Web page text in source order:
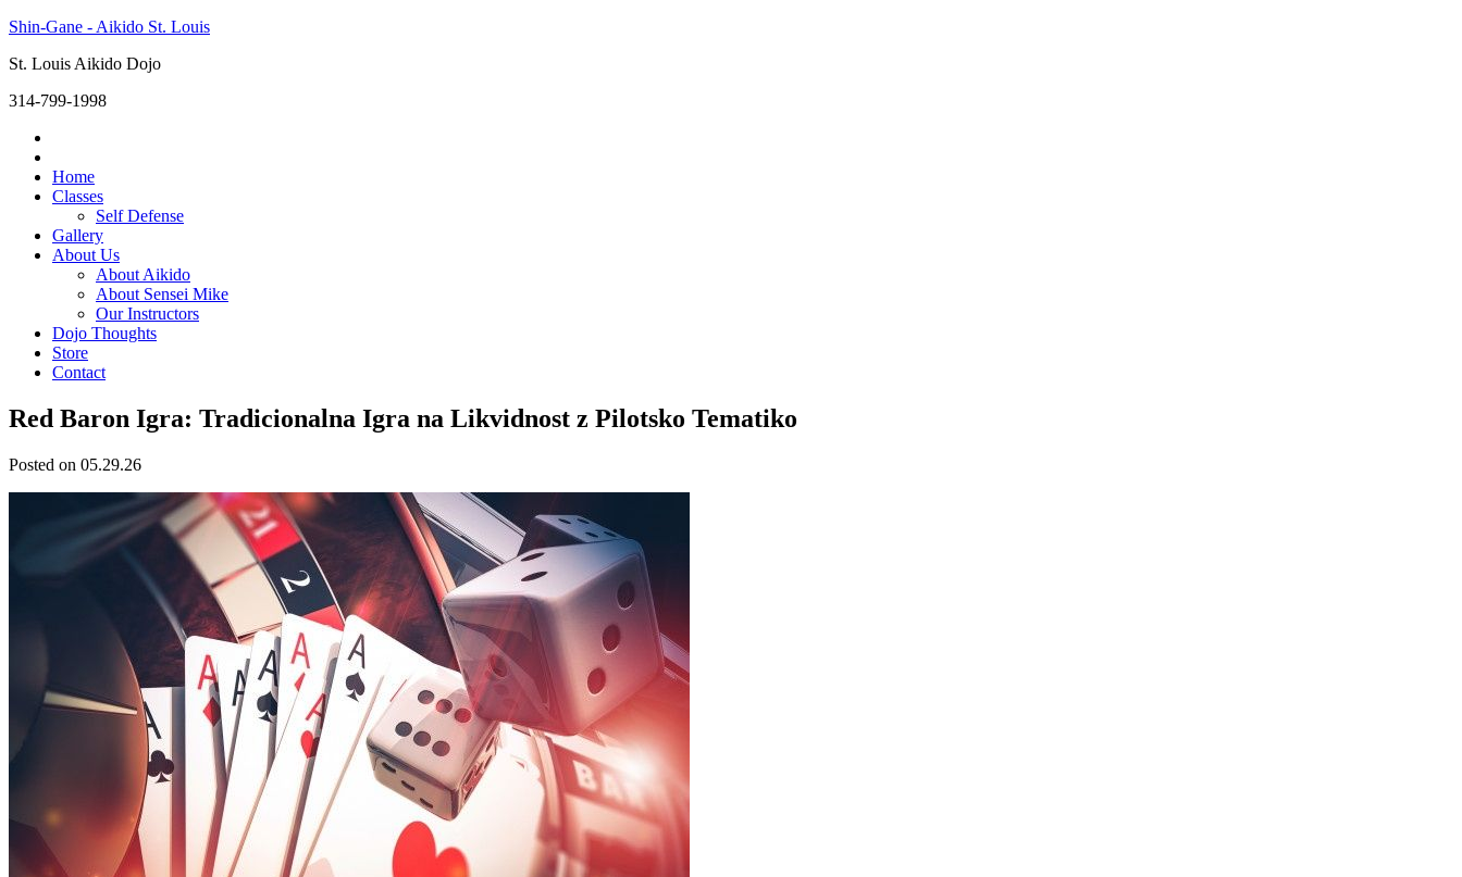
Shin-Gane - Aikido St. Louis
St. Louis Aikido Dojo
314-799-1998
Home
Classes
Self Defense
Gallery
About Us
About Aikido
About Sensei Mike
Our Instructors
Dojo Thoughts
Store
Contact
Red Baron Igra: Tradicionalna Igra na Likvidnost z Pilotsko Tematiko
Posted on 05.29.26